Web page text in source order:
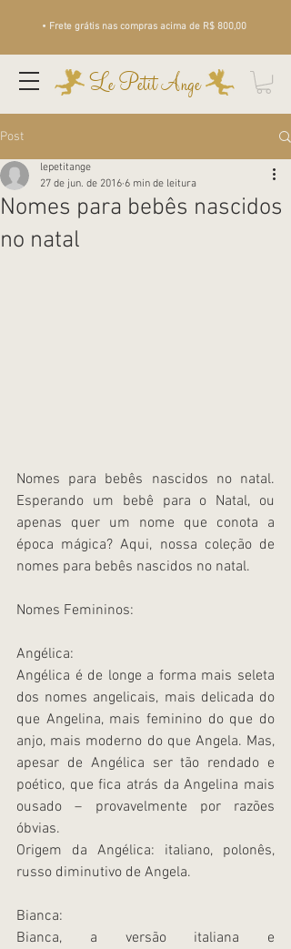
• Frete grátis nas compras acima de R$ 800,00
Le Petit Ange
Post
Nomes para bebês nascidos
no natal
lepetitange
27 de jun. de 2016 6 min de leitura
Nomes para bebês nascidos no natal.
Esperando um bebê para o Natal, ou
apenas quer um nome que conota a
época mágica? Aqui, nossa coleção de
nomes para bebês nascidos no natal.
Nomes Femininos:
Angélica:
Angélica é de longe a forma mais seleta
dos nomes angelicais, mais delicada do
que Angelina, mais feminino do que do
anjo, mais moderno do que Angela. Mas,
apesar de Angélica ser tão rendado e
poético, que fica atrás da Angelina mais
ousado – provavelmente por razões
óbvias.
Origem da Angélica: italiano, polonês,
russo diminutivo de Angela.
Bianca:
Bianca, a versão italiana e